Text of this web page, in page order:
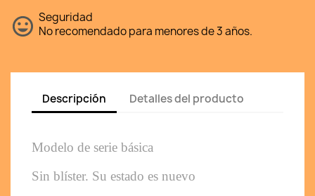
Seguridad
No recomendado para menores de 3 años.
Descripción Detalles del producto
Modelo de serie básica
Sin blíster. Su estado es nuevo